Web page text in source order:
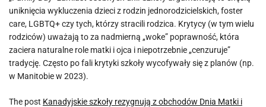
uniknięcia wykluczenia dzieci z rodzin jednorodzicielskich, foster
care, LGBTQ+ czy tych, którzy stracili rodzica. Krytycy (w tym wielu
rodziców) uważają to za nadmierną „woke” poprawność, która
zaciera naturalne role matki i ojca i niepotrzebnie „cenzuruje”
tradycję. Często po fali krytyki szkoły wycofywały się z planów (np.
w Manitobie w 2023).
The post Kanadyjskie szkoły rezygnują z obchodów Dnia Matki i